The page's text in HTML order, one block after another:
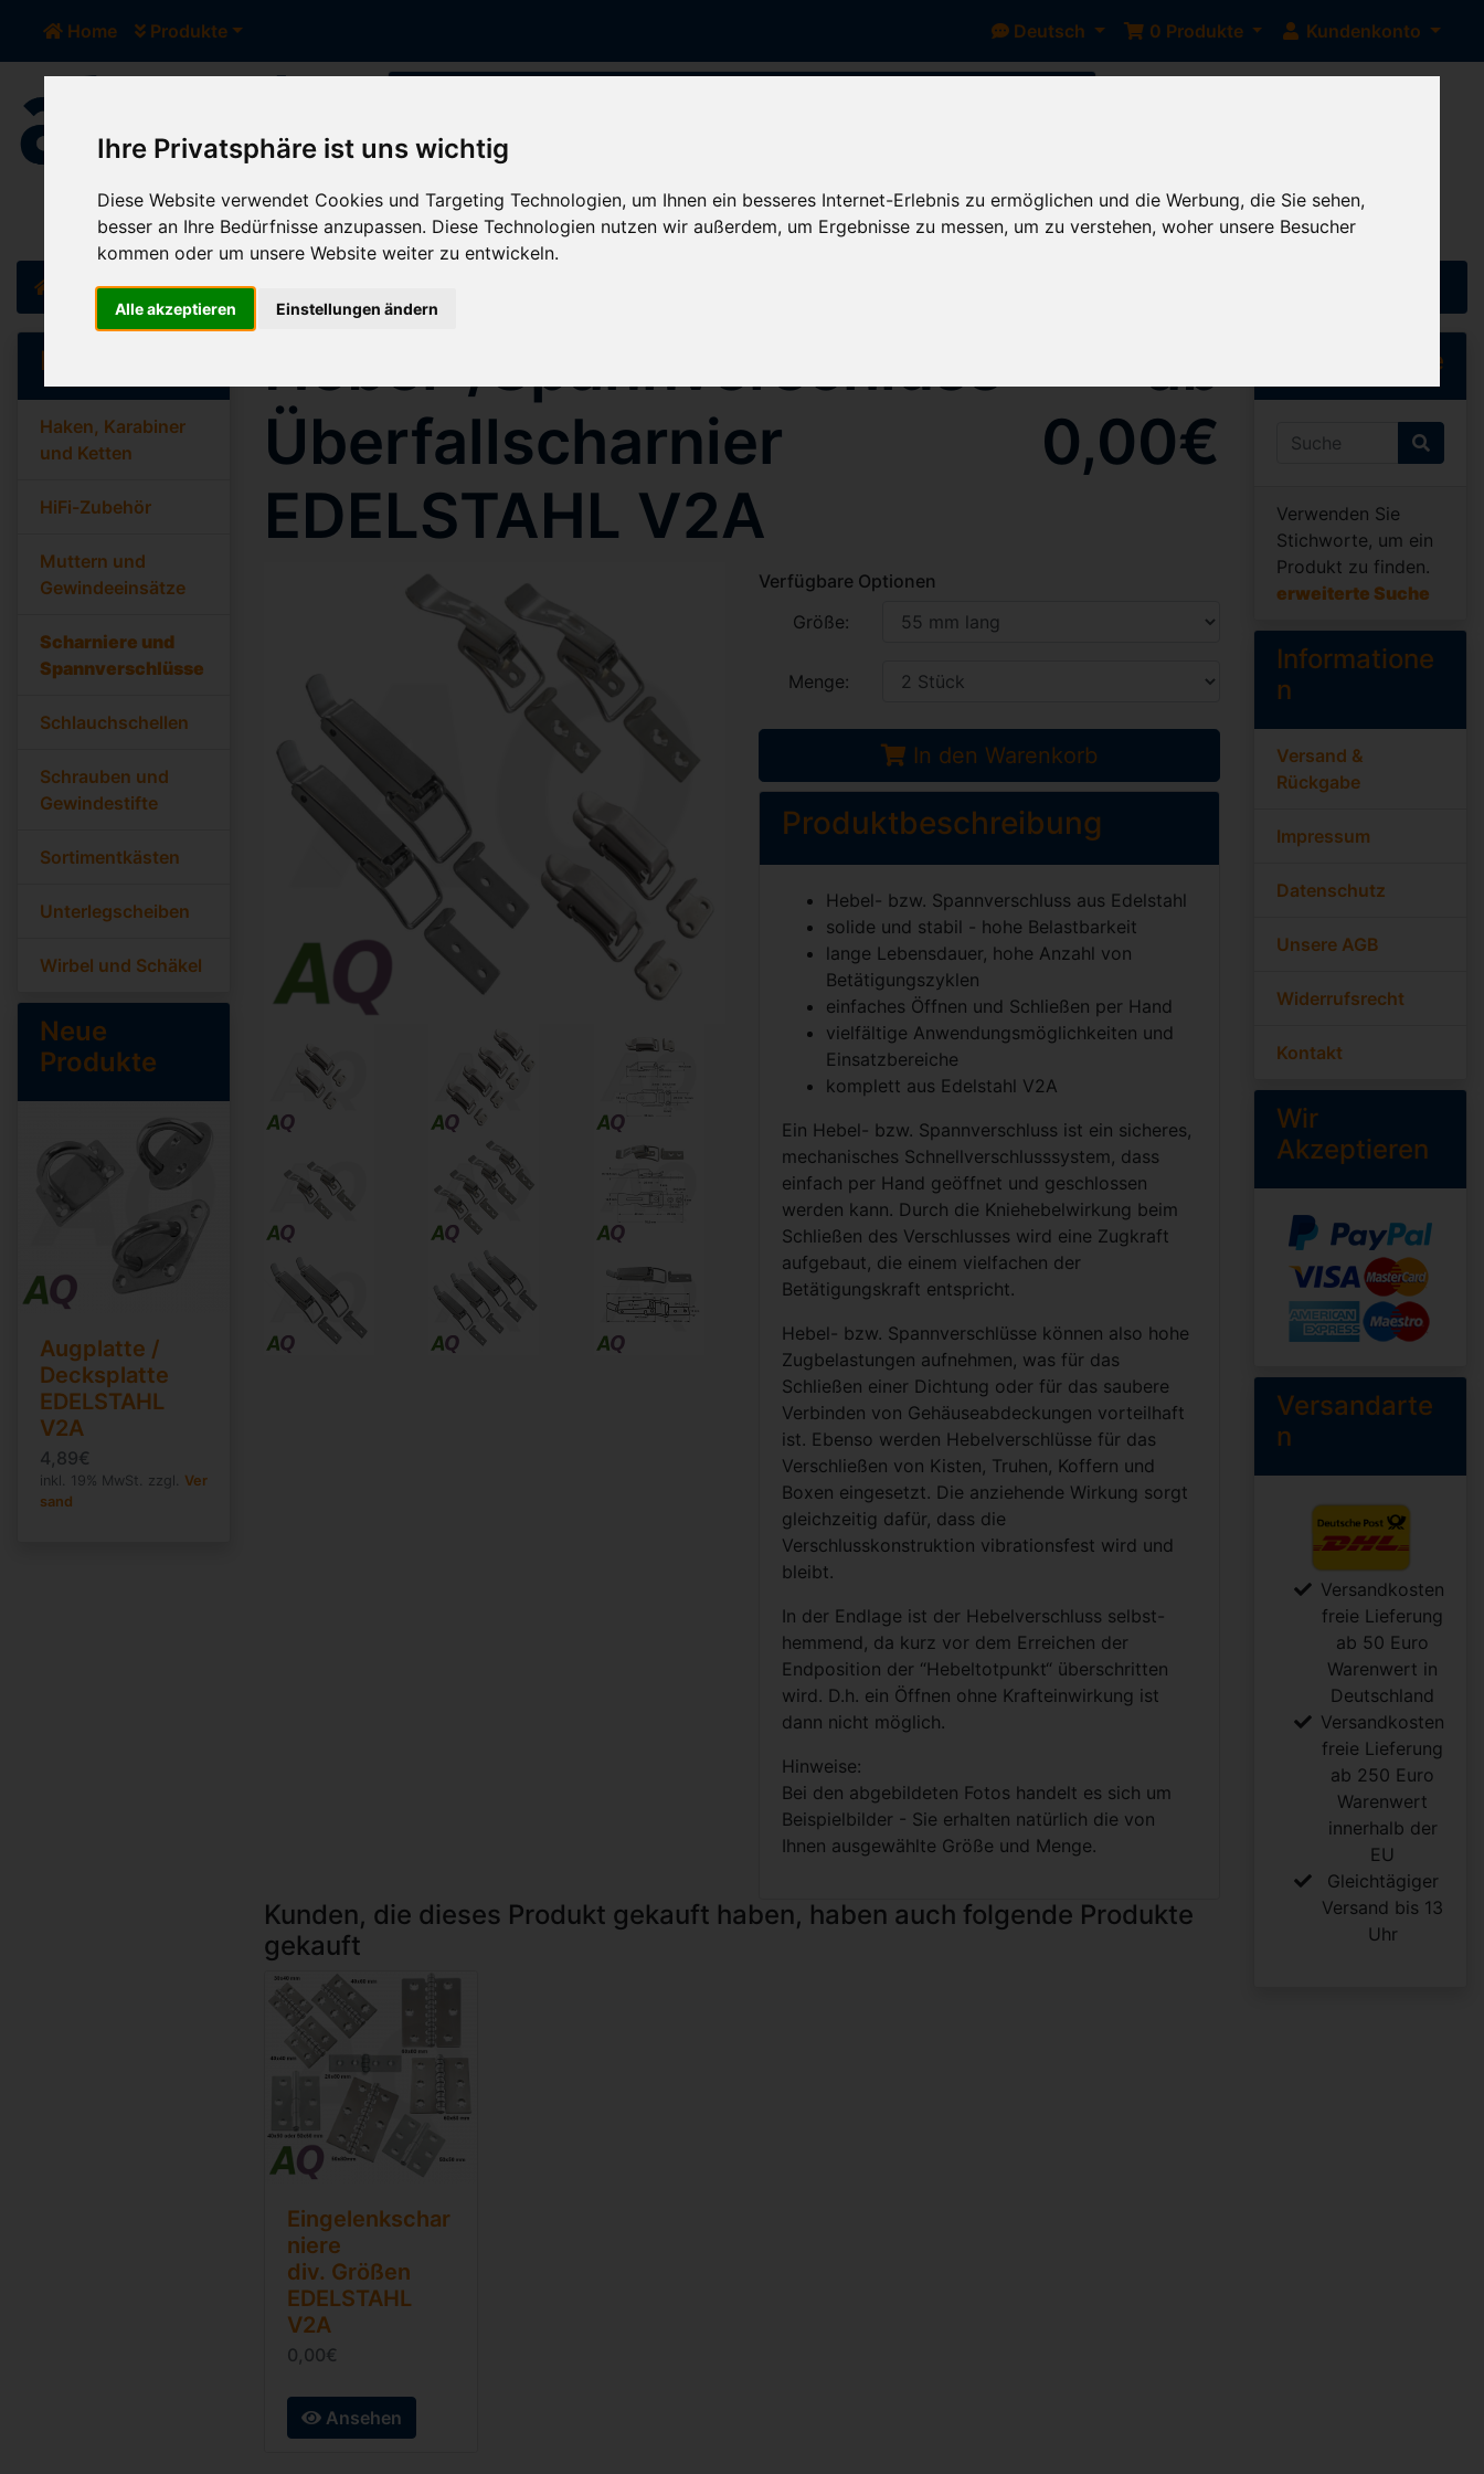
Ihre Privatsphäre ist uns wichtig
Diese Website verwendet Cookies und Targeting Technologien, um Ihnen ein besseres Internet-Erlebnis zu ermöglichen und die Werbung, die Sie sehen,
besser an Ihre Bedürfnisse anzupassen. Diese Technologien nutzen wir außerdem, um Ergebnisse zu messen, um zu verstehen, woher unsere Besucher
kommen oder um unsere Website weiter zu entwickeln.
Alle akzeptieren Einstellungen ändern
Home Produkte Deutsch 0 Produkte Kundenkonto
Weiteres bearbeitet.
HomeKatalog Scharniere und Spannverschlüsse
Hebel-/Spannverschluss
Überfallscharnier
EDELSTAHL V2A
ab
0,00€
Verfügbare Optionen
Größe:
Menge:
In den Warenkorb
Produktbeschreibung
Hebel- bzw. Spannverschluss aus Edelstahl
solide und stabil - hohe Belastbarkeit
lange Lebensdauer, hohe Anzahl von
Betätigungszyklen
einfaches Öffnen und Schließen per Hand
vielfältige Anwendungsmöglichkeiten und
Einsatzbereiche
komplett aus Edelstahl V2A
Ein Hebel- bzw. Spannverschluss ist ein sicheres,
mechanisches Schnellverschlusssystem, dass
einfach per Hand geöffnet und geschlossen
werden kann. Durch die Kniehebelwirkung beim
Schließen des Verschlusses wird eine Zugkraft
aufgebaut, die einem vielfachen der
Betätigungskraft entspricht.
Hebel- bzw. Spannverschlüsse können also hohe
Zugbelastungen aufnehmen, was für das
Schließen einer Dichtung oder für das saubere
Verbinden von Gehäuseabdeckungen vorteilhaft
ist. Ebenso werden Hebelverschlüsse für das
Verschließen von Kisten, Truhen, Koffern und
Boxen eingesetzt. Die anziehende Wirkung sorgt
gleichzeitig dafür, dass die
Verschlusskonstruktion vibrationsfest wird und
bleibt.
In der Endlage ist der Hebelverschluss selbst-
hemmend, da kurz vor dem Erreichen der
Endposition der “Hebeltotpunkt“ überschritten
wird. D.h. ein Öffnen ohne Krafteinwirkung ist
dann nicht möglich.
Hinweise:
Bei den abgebildeten Fotos handelt es sich um
Beispielbilder - Sie erhalten natürlich die von
Ihnen ausgewählte Größe und Menge.
Kunden, die dieses Produkt gekauft haben, haben auch folgende Produkte
gekauft
Eingelenkschar
niere
div. Größen
EDELSTAHL
V2A
0,00€
Ansehen
Kategorien
Haken, Karabiner
und Ketten
HiFi-Zubehör
Muttern und
Gewindeeinsätze
Scharniere und
Spannverschlüsse
Schlauchschellen
Schrauben und
Gewindestifte
Sortimentkästen
Unterlegscheiben
Wirbel und Schäkel
Neue
Produkte
Augplatte /
Decksplatte
EDELSTAHL
V2A
4,89€
inkl. 19% MwSt. zzgl. Ver
sand
Schnellsuche
Verwenden Sie
Stichworte, um ein
Produkt zu finden.
erweiterte Suche
Informatione
n
Versand &
Rückgabe
Impressum
Datenschutz
Unsere AGB
Widerrufsrecht
Kontakt
Wir
Akzeptieren
Versandarte
n
Versandkosten
freie Lieferung
ab 50 Euro
Warenwert in
Deutschland
Versandkosten
freie Lieferung
ab 250 Euro
Warenwert
innerhalb der
EU
Gleichtägiger
Versand bis 13
Uhr